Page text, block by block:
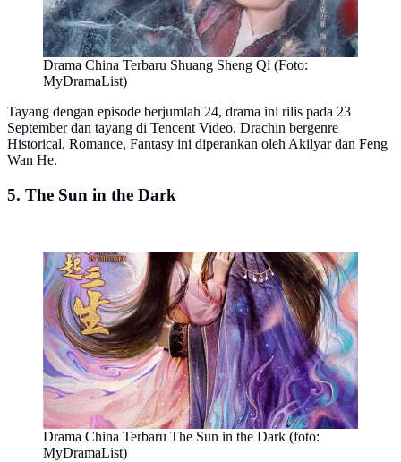
Drama China Terbaru Shuang Sheng Qi (Foto:
MyDramaList)
Tayang dengan episode berjumlah 24, drama ini rilis pada 23
September dan tayang di Tencent Video. Drachin bergenre
Historical, Romance, Fantasy ini diperankan oleh Akilyar dan Feng
Wan He.
5. The Sun in the Dark
Drama China Terbaru The Sun in the Dark (foto:
MyDramaList)